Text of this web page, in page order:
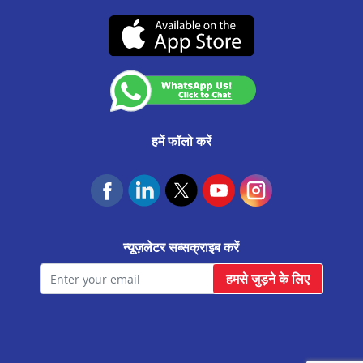
रत्नागिरि मे प्रॉपर्टी पर लोन
पेण मे प्रॉपर्टी पर लोन
पनवेल मे प्रॉपर्टी पर लोन
नासिक मे प्रॉपर्टी पर लोन
कोल्हापुर मे प्रॉपर्टी पर लोन
कल्याण मे प्रॉपर्टी पर लोन
जलगांव मे प्रॉपर्टी पर लोन
(07-दिसंबर-2026 तक वैध)
हमें फॉलो करें
न्यूज़लेटर सब्सक्राइब करें
हमसे जुड़ने के लिए